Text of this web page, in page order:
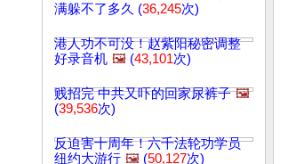
满躲不了多久 (36,245次)
港人功不可没！赵紫阳秘密调整
好录音机 🖼️ (43,101次)
贱招完 中共又吓的回家尿裤子 🖼️
(39,536次)
反迫害十周年！六千法轮功学员
纽约大游行 🖼️ (50,127次)